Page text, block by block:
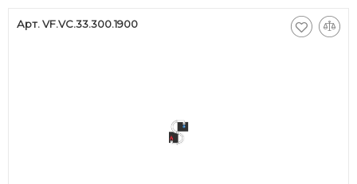
Арт. VF.VC.33.300.1900